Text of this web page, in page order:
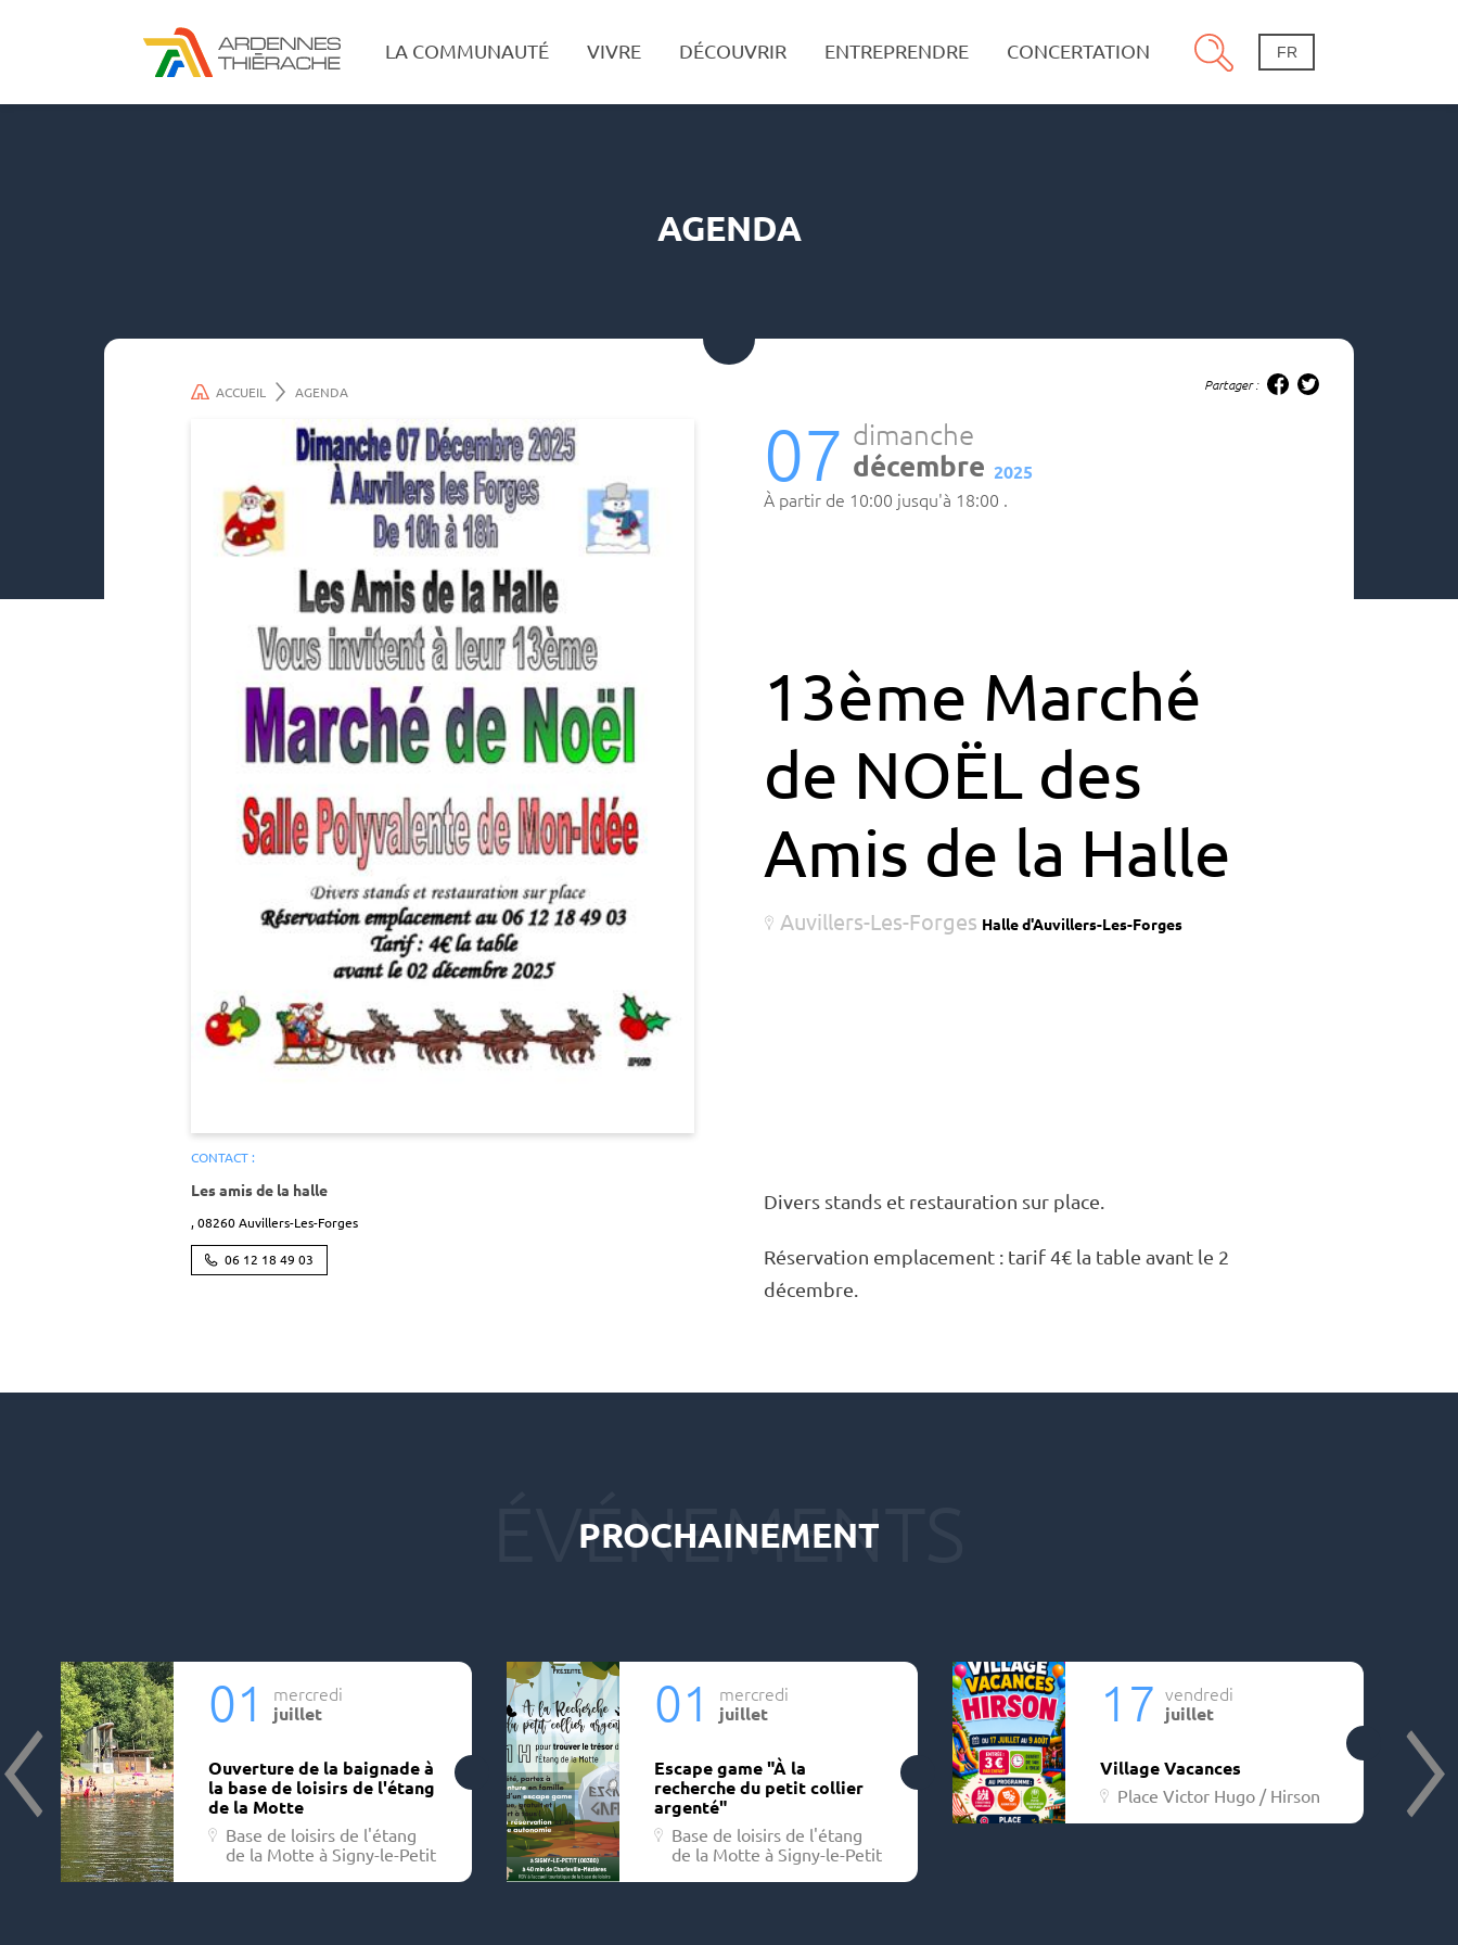
LA COMMUNAUTÉ VIVRE DÉCOUVRIR ENTREPRENDRE CONCERTATION
Recherche FR
AGENDA
ACCUEIL AGENDA
Partager :
13ème Marché
de NOËL des
Amis de la Halle
Auvillers-Les-Forges Halle d'Auvillers-Les-Forges
dimanche
07 décembre 2025
à partir de 10:00 jusqu'à 18:00 .
Divers stands et restau­ra­tion sur place.
Réser­va­tion empla­ce­ment : tarif 4€ la table avant le 2
décembre.
CONTACT :
Les amis de la halle
, 08260 Auvillers-Les-Forges
06 12 18 49 03
PROCHAINEMENT
Ouverture de la baignade à
la base de loisirs de l'étang
de la Motte
Base de loisirs de l'étang
de la Motte à Signy-le-Petit
mercredi
01 juillet
Escape game "À la
recherche du petit collier
argenté"
Base de loisirs de l'étang
de la Motte à Signy-le-Petit
mercredi
01 juillet
Village Vacances
Place Victor Hugo / Hirson
vendredi
17 juillet